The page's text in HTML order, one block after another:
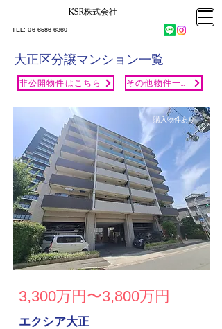
KSR株式会社​
​TEL:06-6586-6360
大正区分譲マンション一覧
非公開物件はこちら その他物件一覧
購入物件あり
3,300万円〜3,800万円
エクシア大正